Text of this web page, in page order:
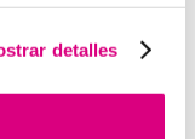
detalles